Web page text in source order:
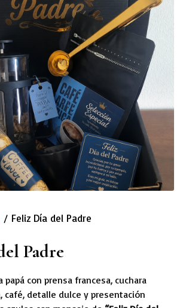
/ Feliz Día del Padre
Padre
papá con prensa francesa, cuchara
café, detalle dulce y presentación